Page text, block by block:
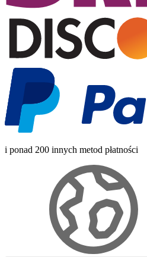
i ponad 200 innych metod płatności